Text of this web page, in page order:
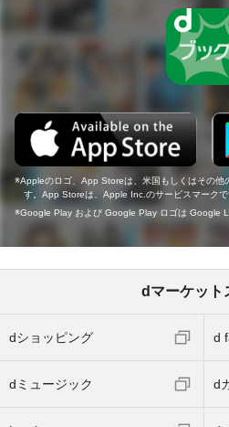
Appleのロゴ、App Storeは、米国もしくはその
す。App Storeは、Apple Inc.のサービスマークで
Google Play および Google Play ロゴは Google
dマーケット
dショッピング d
dミュージック d